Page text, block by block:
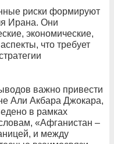
риски формируют
Ирана. Они
экономические,
что требует
важно привести
Али Акбара Джокара,
в рамках
«Афганистан –
и между